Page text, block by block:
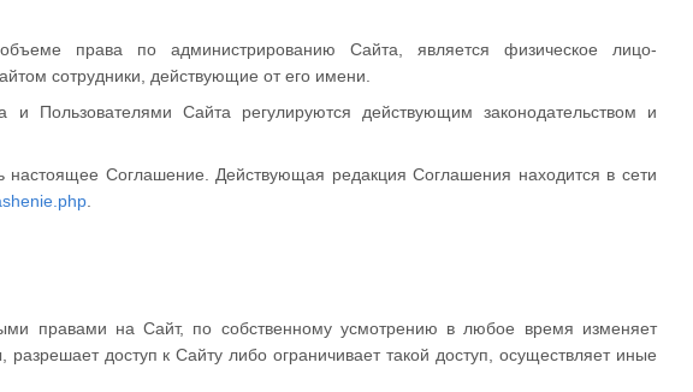
права по администрированию Сайта, является физическое лицо-
сотрудники, действующие от его имени.
Пользователями Сайта регулируются действующим законодательством и
Соглашение. Действующая редакция Соглашения находится в сети
правами на Сайт, по собственному усмотрению в любое время изменяет
доступ к Сайту либо ограничивает такой доступ, осуществляет иные